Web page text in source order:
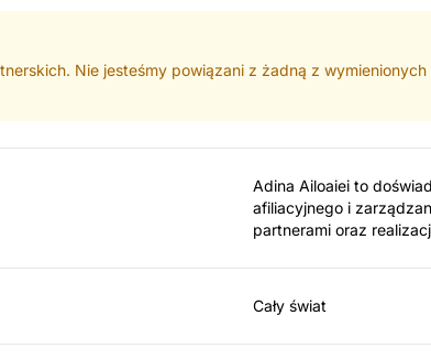
Nie jesteśmy powiązani z żadną z
Adina Ailoaiei to
afiliacyjnego i
partnerami oraz
Cały świat